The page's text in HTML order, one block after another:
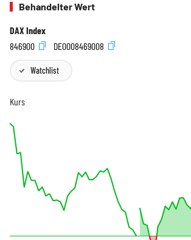
Behandelter Wert
DAX Index
846900
DE0008469008
Watchlist
Kurs